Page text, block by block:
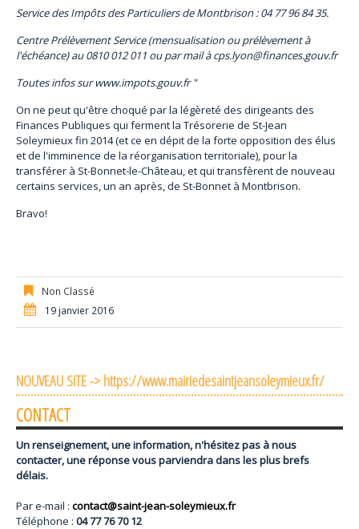
Service des Impôts des Particuliers de Montbrison : 04 77 96 84 35.
Centre Prélèvement Service (mensualisation ou prélèvement à
l'échéance) au 0810 012 011 ou par mail à cps.lyon@finances.gouv.fr
Toutes infos sur www.impots.gouv.fr "
On ne peut qu'être choqué par la légèreté des dirigeants des
Finances Publiques qui ferment la Trésorerie de St-Jean
Soleymieux fin 2014 (et ce en dépit de la forte opposition des élus
et de l'imminence de la réorganisation territoriale), pour la
transférer à St-Bonnet-le-Château, et qui transfèrent de nouveau
certains services, un an après, de St-Bonnet à Montbrison.
Bravo!
Non Classé
19 janvier 2016
NOUVEAU SITE -> https://www.mairiedesaintjeansoleymieux.fr/
CONTACT
Un renseignement, une information, n'hésitez pas à nous
contacter, une réponse vous parviendra dans les plus brefs
délais.
Par e-mail : contact@saint-jean-soleymieux.fr
Téléphone : 04 77 76 70 12